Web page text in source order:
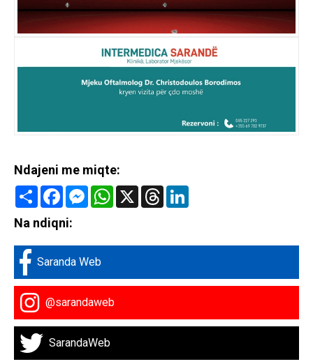
Ndajeni me miqte:
Share FacebookMessenger
WhatsApp
X Threads
Na ndiqni:
Saranda Web
@sarandaweb
SarandaWeb